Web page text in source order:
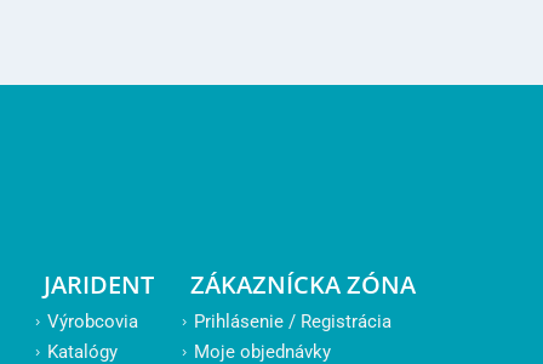
JARIDENT
Výrobcovia
Katalógy
ZÁKAZNÍCKA ZÓNA
Prihlásenie / Registrácia
Moje objednávky